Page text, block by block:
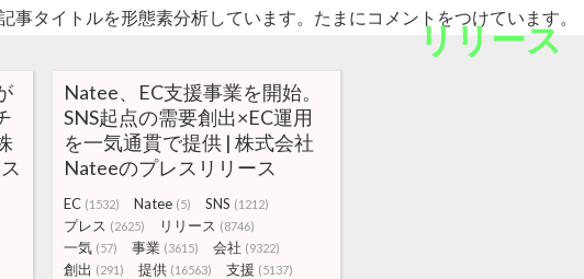
タイトルを形態素分析しています。たまにコメントをつけています。
リリース
Natee、EC支援事業を開始。
SNS起点の需要創出×EC運用
を一気通貫で提供 | 株式会社
Nateeのプレスリリース
EC (1532) Natee (5) SNS (1212)
プレス (2625) リリース (8746)
一気 (57) 事業 (3615) 会社 (9322)
創出 (291) 提供 (16563) 支援 (5137)